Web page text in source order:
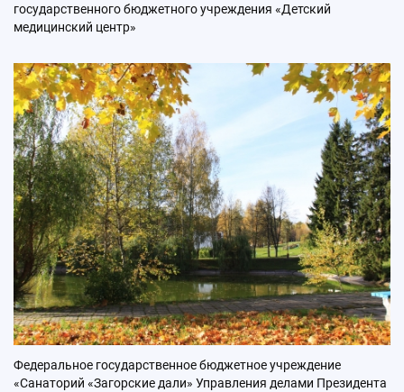
государственного бюджетного учреждения «Детский
медицинский центр»
Федеральное государственное бюджетное учреждение
«Санаторий «Загорские дали» Управления делами Президента